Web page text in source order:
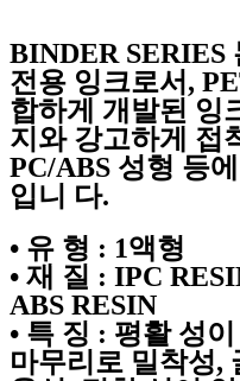
BINDER
전용 잉크로서,
합하게 개발된 잉
지와 강고하게 접
PC/ABS 성형 등
입니 다.
• 유 형 : 1액형
• 재 질 : IPC
ABS RESIN
• 특 징 : 평활 성
마무리로 밀착성,